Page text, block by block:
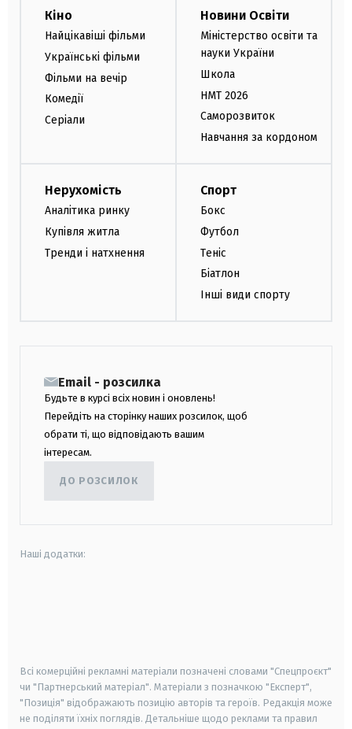
Кіно
Найцікавіші фільми
Українські фільми
Фільми на вечір
Комедії
Серіали
Новини Освіти
Міністерство освіти та
науки України
Школа
НМТ 2026
Саморозвиток
Навчання за кордоном
Нерухомість
Аналітика ринку
Купівля житла
Тренди і натхнення
Спорт
Бокс
Футбол
Теніс
Біатлон
Інші види спорту
Email - розсилка
Будьте в курсі всіх новин і оновлень!
Перейдіть на сторінку наших розсилок, щоб
обрати ті, що відповідають вашим
інтересам.
ДО РОЗСИЛОК
Наші додатки:
Всі комерційні рекламні матеріали позначені словами "Спецпроєкт"
чи "Партнерський матеріал". Матеріали з позначкою "Експерт",
"Позиція" відображають позицію авторів та героїв. Редакція може
не поділяти їхніх поглядів. Детальніше щодо реклами та правил